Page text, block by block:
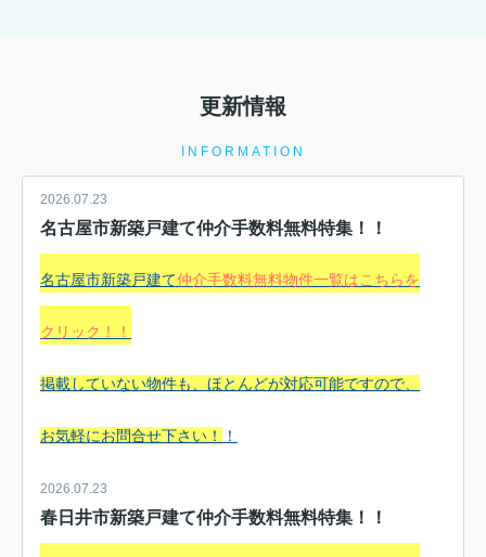
更新情報
INFORMATION
2026.07.23
名古屋市新築戸建て仲介手数料無料特集！！
名古屋市新築戸建て仲介手数料無料物件一覧はこちらを
クリック！！
掲載していない物件も、ほとんどが対応可能ですので、
お気軽にお問合せ下さい！ ！
2026.07.23
春日井市新築戸建て仲介手数料無料特集！！